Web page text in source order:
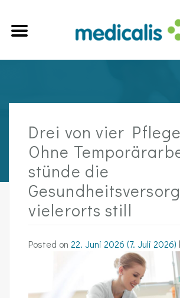
Drei von vier
Ohne
stünde die
vielerorts still
Posted on 22. Juni 2026 (7. Juli 2026)